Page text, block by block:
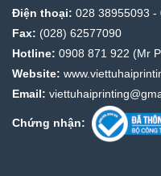
Điện thoại: 028 38955093 -
Fax: (028) 62577090
Hotline: 0908 871 922 (Mr
Website:
Email:
Chứng nhận: